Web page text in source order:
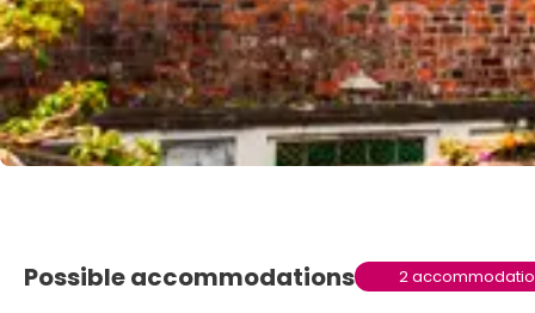
Possible accommodations 2